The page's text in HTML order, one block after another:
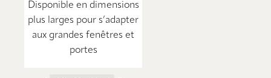
Disponible en dimensions
plus larges pour s’adapter
aux grandes fenêtres et
portes